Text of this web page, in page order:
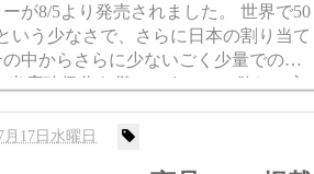
が8/5より発売されました。 世界で50
いう少なさで、さらに日本の割り当て
中からさらに少ないごく少量での発
当店確保分も僅かですので、欲しい方
どうぞ。 お盆明けの出荷となるの...
月17日水曜日